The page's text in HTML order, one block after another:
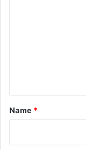
*
Name *